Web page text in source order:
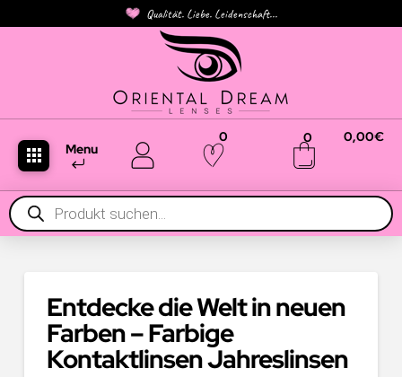
Qualität. Liebe. Leidenschaft...
Menu
0 0 0,00€
Products
search
Entdecke die Welt in neuen
Farben – Farbige
Kontaktlinsen Jahreslinsen